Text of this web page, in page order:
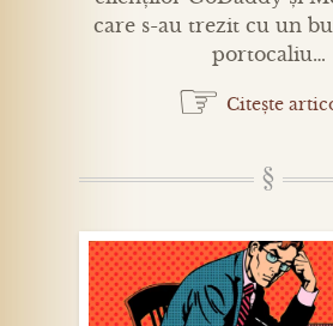
care s-au trezit cu un
portocaliu…
☞ Citește